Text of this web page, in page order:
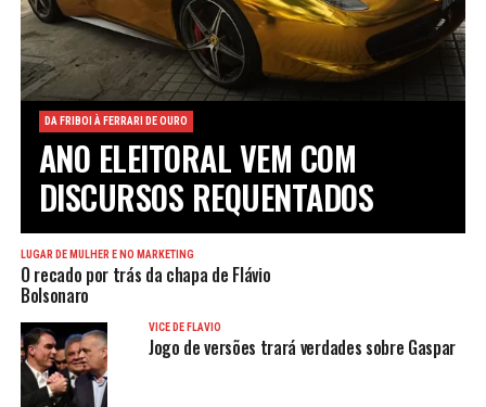
DA FRIBOI À FERRARI DE OURO
ANO ELEITORAL VEM COM
DISCURSOS REQUENTADOS
LUGAR DE MULHER É NO MARKETING
O recado por trás da chapa de Flávio
Bolsonaro
VICE DE FLÁVIO
Jogo de versões trará verdades sobre Gaspar